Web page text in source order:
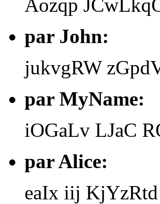
Aozqp
par John:
jukvgRW
par MyName:
iOGaLv LJaC
par Alice:
eaIx iij